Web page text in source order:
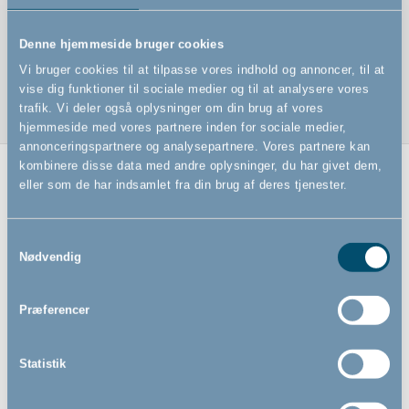
Denne hjemmeside bruger cookies
Vi bruger cookies til at tilpasse vores indhold og annoncer, til at
vise dig funktioner til sociale medier og til at analysere vores
trafik. Vi deler også oplysninger om din brug af vores
hjemmeside med vores partnere inden for sociale medier,
annonceringspartnere og analysepartnere. Vores partnere kan
kombinere disse data med andre oplysninger, du har givet dem,
eller som de har indsamlet fra din brug af deres tjenester.
Nødvendig
Præferencer
Statistik
Kammen har bløde, rundede tænder
Materialer: Plastdelene er lavet af Styrene-Butadiene-
Relaterede produkter